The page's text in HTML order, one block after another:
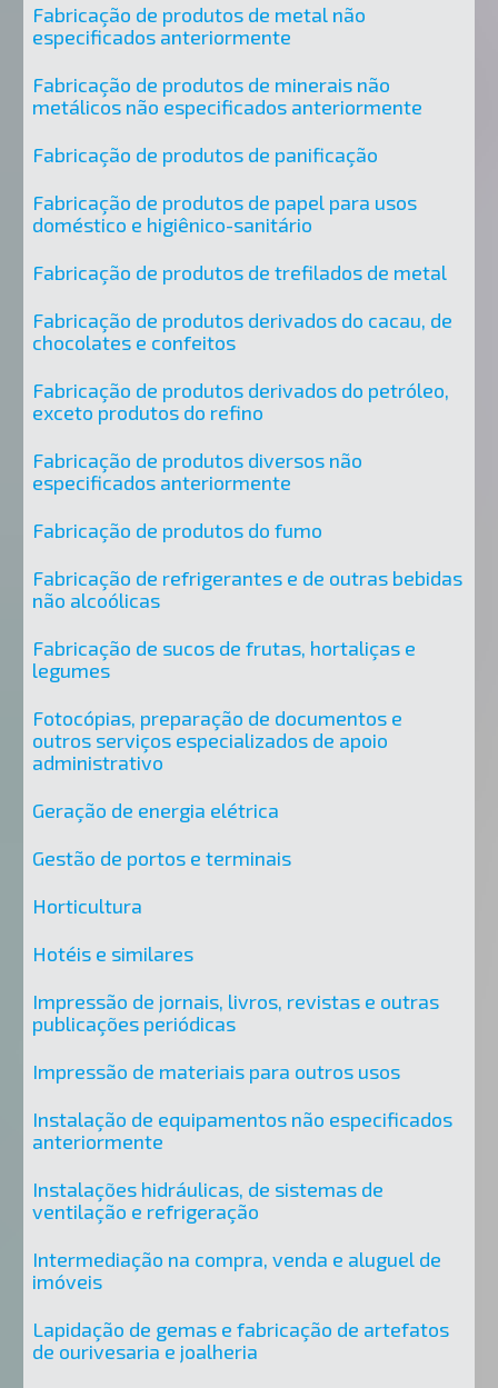
Fabricação de produtos de metal não
especificados anteriormente
Fabricação de produtos de minerais não
metálicos não especificados anteriormente
Fabricação de produtos de panificação
Fabricação de produtos de papel para usos
doméstico e higiênico-sanitário
Fabricação de produtos de trefilados de metal
Fabricação de produtos derivados do cacau, de
chocolates e confeitos
Fabricação de produtos derivados do petróleo,
exceto produtos do refino
Fabricação de produtos diversos não
especificados anteriormente
Fabricação de produtos do fumo
Fabricação de refrigerantes e de outras bebidas
não alcoólicas
Fabricação de sucos de frutas, hortaliças e
legumes
Fotocópias, preparação de documentos e
outros serviços especializados de apoio
administrativo
Geração de energia elétrica
Gestão de portos e terminais
Horticultura
Hotéis e similares
Impressão de jornais, livros, revistas e outras
publicações periódicas
Impressão de materiais para outros usos
Instalação de equipamentos não especificados
anteriormente
Instalações hidráulicas, de sistemas de
ventilação e refrigeração
Intermediação na compra, venda e aluguel de
imóveis
Lapidação de gemas e fabricação de artefatos
de ourivesaria e joalheria